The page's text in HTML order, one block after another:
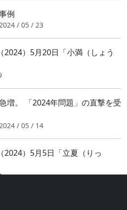
例
/ 05 / 23
）5月20日「小満（しょう
増。 「2024年問題」の直撃を受
/ 05 / 14
）5月5日「立夏（りっ